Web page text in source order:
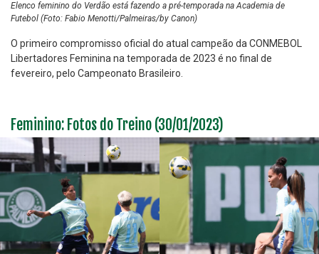
Elenco feminino do Verdão está fazendo a pré-temporada na Academia de
Futebol (Foto: Fabio Menotti/Palmeiras/by Canon)
O primeiro compromisso oficial do atual campeão da CONMEBOL
Libertadores Feminina na temporada de 2023 é no final de
fevereiro, pelo Campeonato Brasileiro.
Feminino: Fotos do Treino (30/01/2023)